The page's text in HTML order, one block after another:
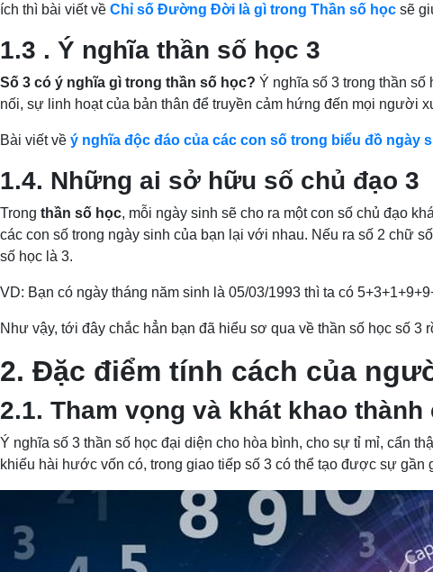
ích thì bài viết về Chỉ số Đường Đời là gì trong Thần số học sẽ
1.3 . Ý nghĩa thần số học 3
Số 3 có ý nghĩa gì trong thần số học? Ý nghĩa số 3 trong thần
nối, sự linh hoạt của bản thân để truyền cảm hứng đến mọi người
Bài viết về ý nghĩa độc đáo của các con số trong biểu đồ ngày
1.4. Những ai sở hữu số chủ đạo 3
Trong thần số học, mỗi ngày sinh sẽ cho ra một con số chủ đạo
các con số trong ngày sinh của bạn lại với nhau. Nếu ra số 2 chữ
số học là 3.
VD: Bạn có ngày tháng năm sinh là 05/03/1993 thì ta có
Như vậy, tới đây chắc hẳn bạn đã hiểu sơ qua về thần số học số
2. Đặc điểm tính cách của
2.1. Tham vọng và khát khao thành
Ý nghĩa số 3 thần số học đại diện cho hòa bình, cho sự tỉ mỉ, cẩn
khiếu hài hước vốn có, trong giao tiếp số 3 có thể tạo được sự gần